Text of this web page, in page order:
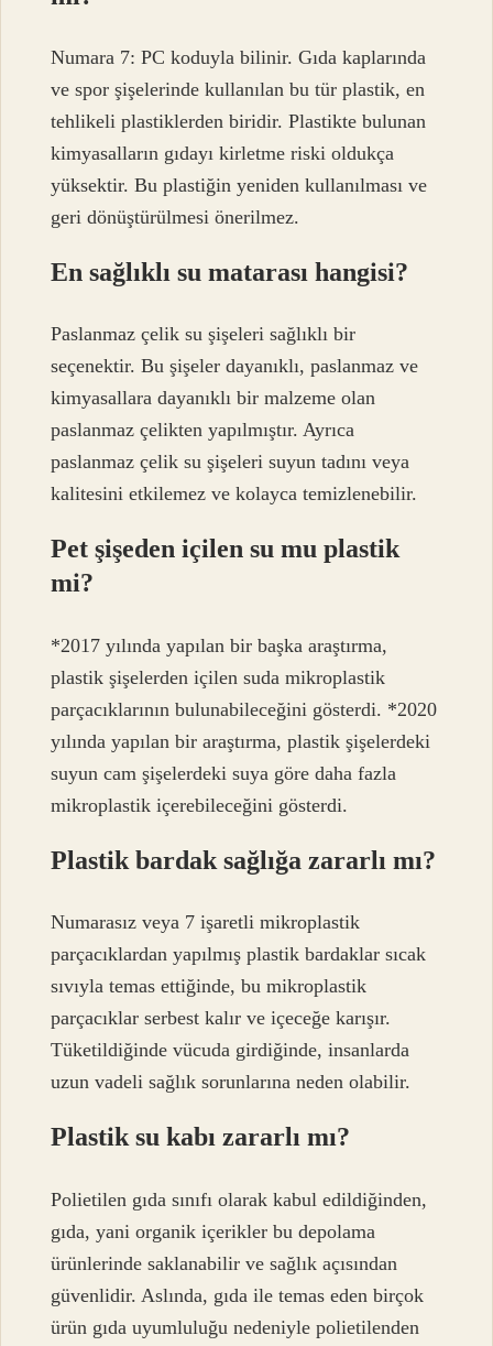
Numara 7: PC koduyla bilinir. Gıda kaplarında
ve spor şişelerinde kullanılan bu tür plastik, en
tehlikeli plastiklerden biridir. Plastikte bulunan
kimyasalların gıdayı kirletme riski oldukça
yüksektir. Bu plastiğin yeniden kullanılması ve
geri dönüştürülmesi önerilmez.
En sağlıklı su matarası hangisi?
Paslanmaz çelik su şişeleri sağlıklı bir
seçenektir. Bu şişeler dayanıklı, paslanmaz ve
kimyasallara dayanıklı bir malzeme olan
paslanmaz çelikten yapılmıştır. Ayrıca
paslanmaz çelik su şişeleri suyun tadını veya
kalitesini etkilemez ve kolayca temizlenebilir.
Pet şişeden içilen su mu plastik
mi?
*2017 yılında yapılan bir başka araştırma,
plastik şişelerden içilen suda mikroplastik
parçacıklarının bulunabileceğini gösterdi. *2020
yılında yapılan bir araştırma, plastik şişelerdeki
suyun cam şişelerdeki suya göre daha fazla
mikroplastik içerebileceğini gösterdi.
Plastik bardak sağlığa zararlı mı?
Numarasız veya 7 işaretli mikroplastik
parçacıklardan yapılmış plastik bardaklar sıcak
sıvıyla temas ettiğinde, bu mikroplastik
parçacıklar serbest kalır ve içeceğe karışır.
Tüketildiğinde vücuda girdiğinde, insanlarda
uzun vadeli sağlık sorunlarına neden olabilir.
Plastik su kabı zararlı mı?
Polietilen gıda sınıfı olarak kabul edildiğinden,
gıda, yani organik içerikler bu depolama
ürünlerinde saklanabilir ve sağlık açısından
güvenlidir. Aslında, gıda ile temas eden birçok
ürün gıda uyumluluğu nedeniyle polietilenden